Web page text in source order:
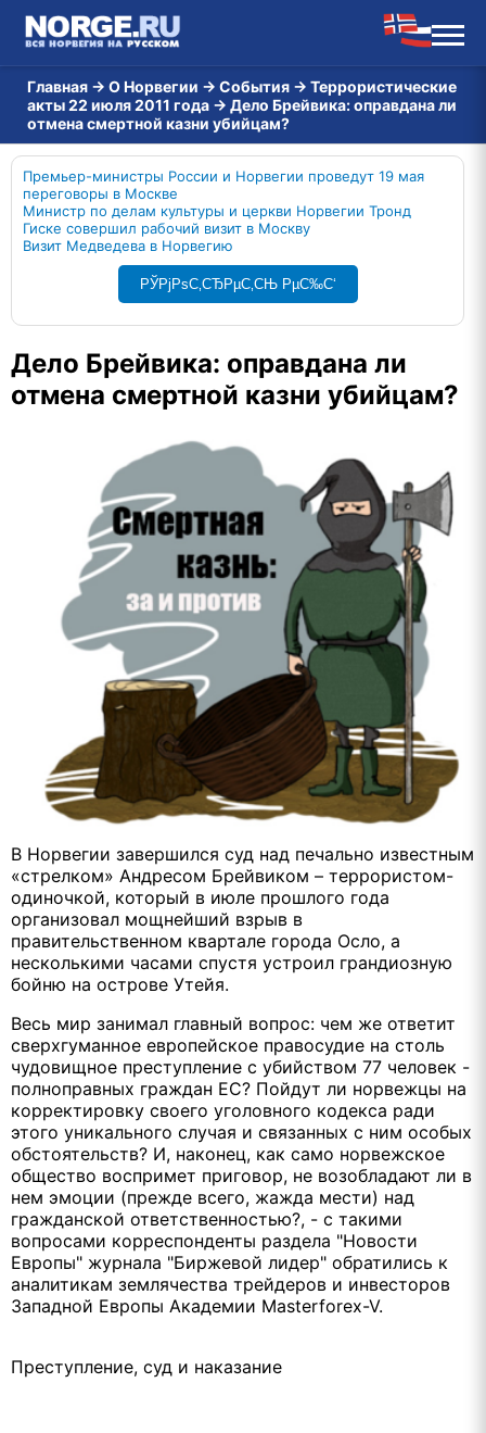
Главная → О Норвегии → События → Террористические
акты 22 июля 2011 года → Дело Брейвика: оправдана ли
отмена смертной казни убийцам?
Премьер-министры России и Норвегии проведут 19 мая
переговоры в Москве
Министр по делам культуры и церкви Норвегии Тронд
Гиске совершил рабочий визит в Москву
Визит Медведева в Норвегию
РЎРјРѕС‚СЂРµС‚СЊ РµС‰С‘
Дело Брейвика: оправдана ли
отмена смертной казни убийцам?
В Норвегии завершился суд над печально известным
«стрелком» Андресом Брейвиком – террористом-
одиночкой, который в июле прошлого года
организовал мощнейший взрыв в
правительственном квартале города Осло, а
несколькими часами спустя устроил грандиозную
бойню на острове Утейя.
Весь мир занимал главный вопрос: чем же ответит
сверхгуманное европейское правосудие на столь
чудовищное преступление с убийством 77 человек -
полноправных граждан ЕС? Пойдут ли норвежцы на
корректировку своего уголовного кодекса ради
этого уникального случая и связанных с ним особых
обстоятельств? И, наконец, как само норвежское
общество воспримет приговор, не возобладают ли в
нем эмоции (прежде всего, жажда мести) над
гражданской ответственностью?, - с такими
вопросами корреспонденты раздела "Новости
Европы" журнала "Биржевой лидер" обратились к
аналитикам землячества трейдеров и инвесторов
Западной Европы Академии Masterforex-V.
Преступление, суд и наказание